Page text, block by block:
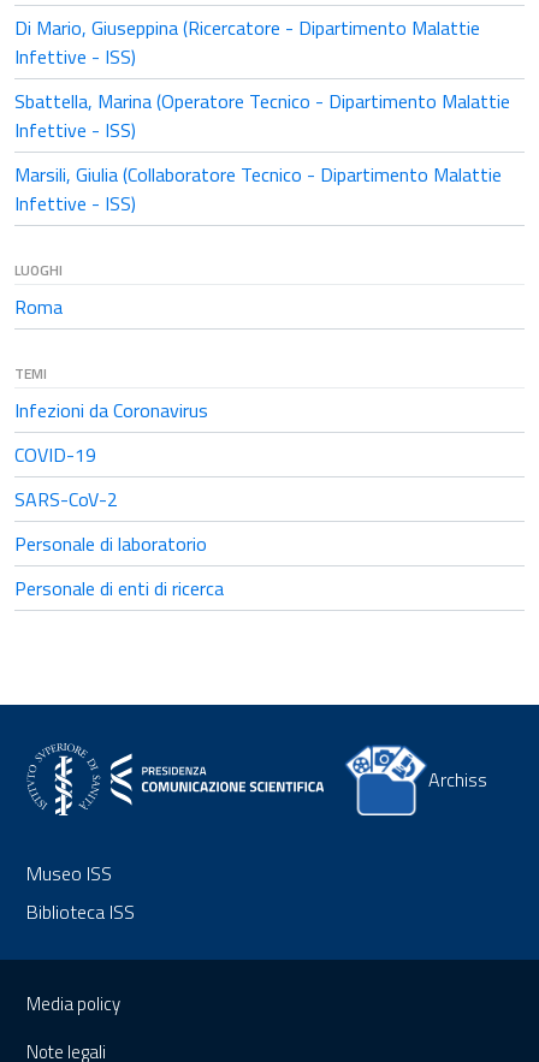
Di Mario, Giuseppina (Ricercatore - Dipartimento Malattie
Infettive - ISS)
Sbattella, Marina (Operatore Tecnico - Dipartimento Malattie
Infettive - ISS)
Marsili, Giulia (Collaboratore Tecnico - Dipartimento Malattie
Infettive - ISS)
LUOGHI
Roma
TEMI
Infezioni da Coronavirus
COVID-19
SARS-CoV-2
Personale di laboratorio
Personale di enti di ricerca
Archiss
Museo ISS
Biblioteca ISS
Media policy
Note legali